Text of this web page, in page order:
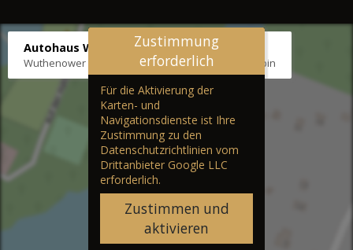
Autohaus Wernicke
Wuthenower Str. 12b, 16827 Neuruppin OT Alt Ruppin
Zustimmung
erforderlich
Für die Aktivierung der
Karten- und
Navigationsdienste ist Ihre
Zustimmung zu den
Datenschutzrichtlinien vom
Drittanbieter Google LLC
erforderlich.
Zustimmen und
aktivieren